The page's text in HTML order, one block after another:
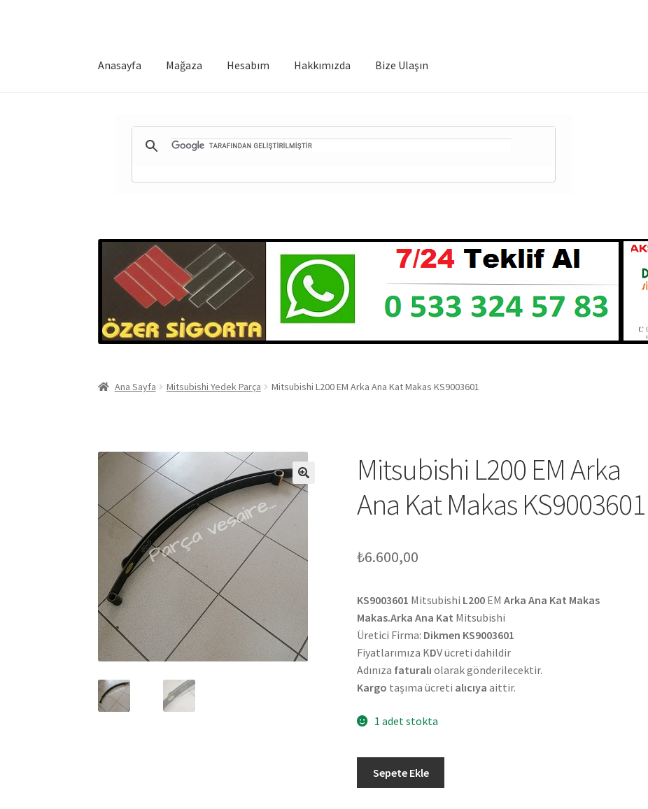
Anasayfa Mağaza Hesabım Hakkımızda Bize Ulaşın
Ana Sayfa Mitsubishi Yedek Parça Mitsubishi L200 EM Arka Ana Kat Makas KS9003601
Mitsubishi L200 EM Arka
Ana Kat Makas KS9003601
₺6.600,00
KS9003601 Mitsubishi L200 EMArka Ana Kat Makas
Makas.Arka Ana Kat Mitsubishi
Üretici Firma: Dikmen KS9003601
Fiyatlarımıza KDV ücreti dahildir
Adınıza faturalı olarak gönderilecektir.
Kargo taşıma ücreti alıcıya aittir.
1 adet stokta
Sepete Ekle